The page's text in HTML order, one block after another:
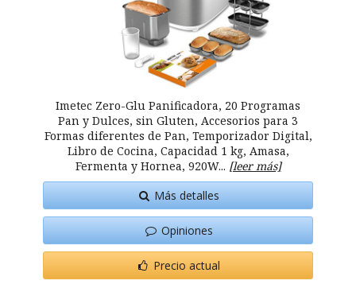
Imetec Zero-Glu Panificadora, 20 Programas
Pan y Dulces, sin Gluten, Accesorios para 3
Formas diferentes de Pan, Temporizador Digital,
Libro de Cocina, Capacidad 1 kg, Amasa,
Fermenta y Hornea, 920W... [leer más]
Más detalles
Opiniones
Precio actual